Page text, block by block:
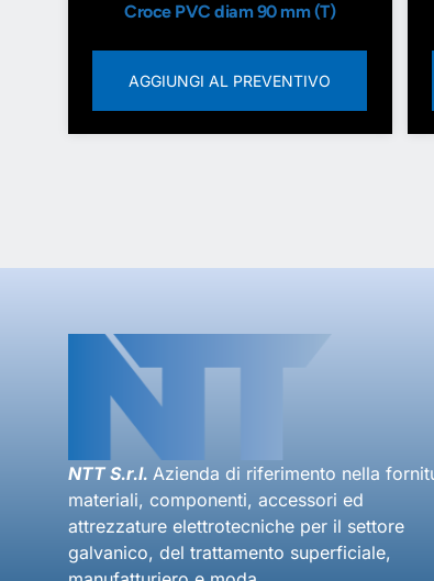
Croce PVC diam 90 mm (T)
AGGIUNGI AL PREVENTIVO
NTT S.r.l. Azienda di riferimento nella
materiali, componenti, accessori ed
attrezzature elettrotecniche per il settore
galvanico, del trattamento superficiale,